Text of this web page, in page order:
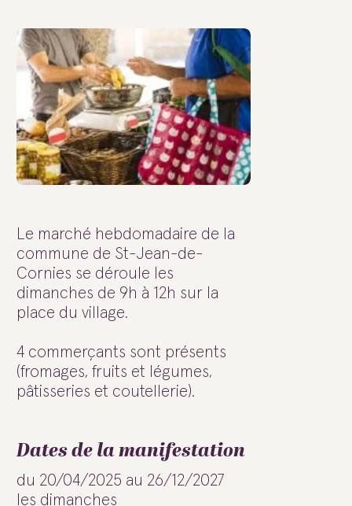
Le marché hebdomadaire de la
commune de St-Jean-de-
Cornies se déroule les
dimanches de 9h à 12h sur la
place du village.
4 commerçants sont présents
(fromages, fruits et légumes,
pâtisseries et coutellerie).
Dates de la manifestation
du 20/04/2025 au 26/12/2027
les dimanches